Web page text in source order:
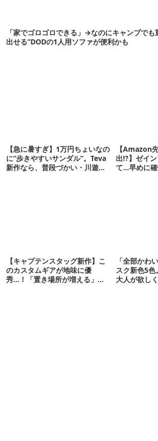
「家でゴロゴロできる」→なのにキャンプでも
出せる”DODの1人用ソファが便利かも
【急に暑すぎ】1万円ちょいなの
に“歩きやすいサンダル”。Teva
新作なら、普段づかい・川遊
【Amazon
出!?】ゼイ
て…早めに
【キャプテンスタッグ新作】こ
のカスタムギアが地味に優
秀…！「置き場所が増える」
「全部かわ
スク新色5色
大人が欲し